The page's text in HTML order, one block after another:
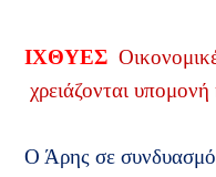
ΙΧΘΥΕΣ
χρειάζονται
Ο Άρης σε